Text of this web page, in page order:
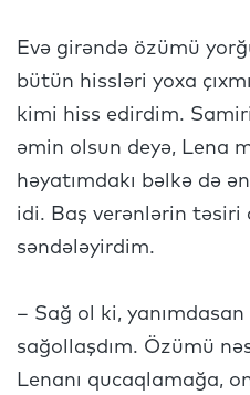
Evə girəndə özümü
bütün hissləri yoxa
kimi hiss edirdim.
əmin olsun deyə, Lena
həyatımdakı bəlkə də
idi. Baş verənlərin təsiri
səndələyirdim.
– Sağ ol ki,
sağollaşdım. Özümü
Lenanı qucaqlamağa,